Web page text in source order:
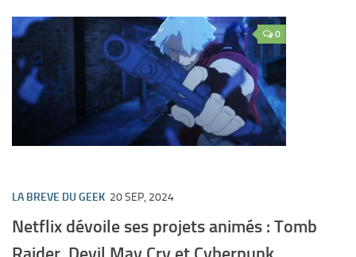
0
LA BREVE DU GEEK 20 SEP, 2024
Netflix dévoile ses projets animés : Tomb